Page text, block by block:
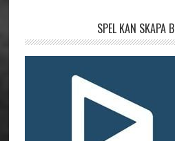
SPEL KAN SKAPA